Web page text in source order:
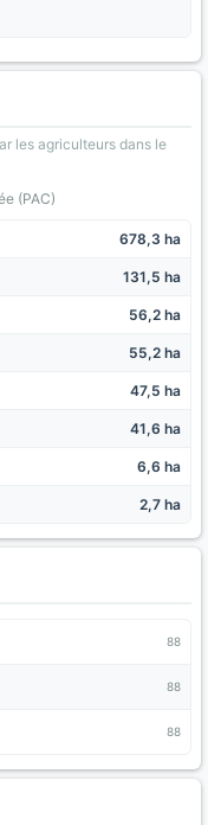
les agriculteurs dans le
(PAC)
678,3 ha
131,5 ha
56,2 ha
55,2 ha
47,5 ha
41,6 ha
6,6 ha
2,7 ha
88
88
88